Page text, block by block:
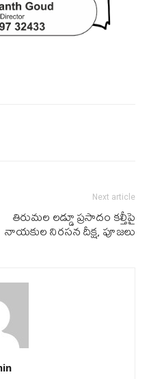
Next article
తిరుమ‌ల ల‌డ్డూ ప్ర‌సాదం క‌ల్తీపై
నాయ‌కుల నిర‌స‌న దీక్ష‌, పూజ‌లు